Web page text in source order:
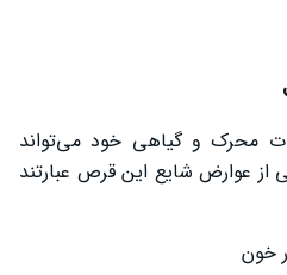
محرک و گیاهی خود می‌تواند
از عوارض شایع این قرص عبارتند
خون